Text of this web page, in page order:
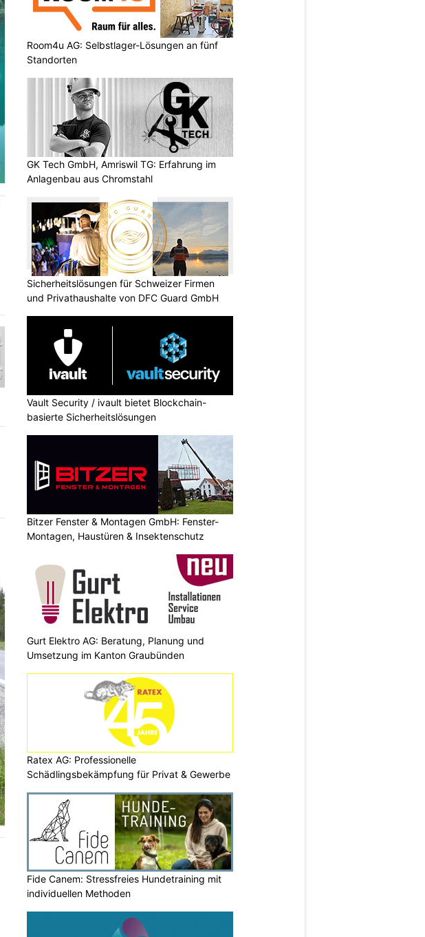
Room4u AG: Selbstlager-Lösungen an fünf
Standorten
GK Tech GmbH, Amriswil TG: Erfahrung im
Anlagenbau aus Chromstahl
Sicherheitslösungen für Schweizer Firmen
und Privathaushalte von DFC Guard GmbH
Vault Security / ivault bietet Blockchain-
basierte Sicherheitslösungen
Bitzer Fenster & Montagen GmbH: Fenster-
Montagen, Haustüren & Insektenschutz
Gurt Elektro AG: Beratung, Planung und
Umsetzung im Kanton Graubünden
Ratex AG: Professionelle
Schädlingsbekämpfung für Privat & Gewerbe
Fide Canem: Stressfreies Hundetraining mit
individuellen Methoden